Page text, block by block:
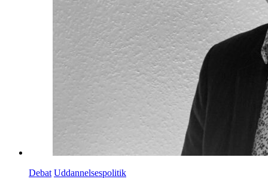
Debat Uddannelsespolitik